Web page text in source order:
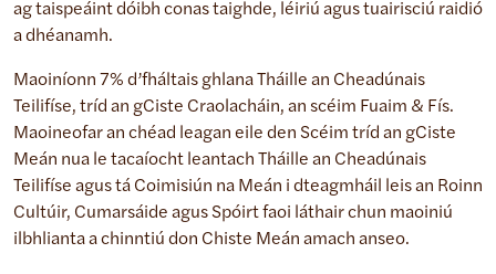
ag taispeáint dóibh conas taighde, léiriú agus tuairisciú raidió
a dhéanamh.
Maoiníonn 7% d’fháltais ghlana Tháille an Cheadúnais
Teilifíse, tríd an gCiste Craolacháin, an scéim Fuaim & Fís.
Maoineofar an chéad leagan eile den Scéim tríd an gCiste
Meán nua le tacaíocht leantach Tháille an Cheadúnais
Teilifíse agus tá Coimisiún na Meán i dteagmháil leis an Roinn
Cultúir, Cumarsáide agus Spóirt faoi láthair chun maoiniú
ilbhlianta a chinntiú don Chiste Meán amach anseo.